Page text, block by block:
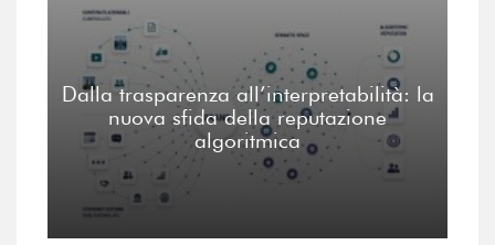
Dalla trasparenza all’interpretabilità: la
nuova sfida della reputazione
algoritmica